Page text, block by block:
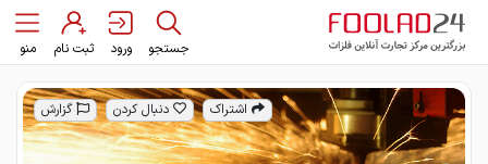
جستجو ورود ثبت نام منو
اشتراک دنبال کردن گزارش